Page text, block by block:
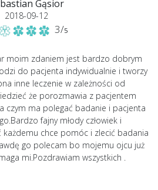
Gąsior
2018-09-12
3/5
moim zdaniem jest bardzo dobrym
do pacjenta indywidualnie i tworzy
inne leczenie w zależności od
że porozmawia z pacjentem
czym ma polegać badanie i pacjenta
fajny młody człowiek i
każdemu chce pomóc i zlecić badania
go polecam bo mojemu ojcu już
mi.Pozdrawiam wszystkich .